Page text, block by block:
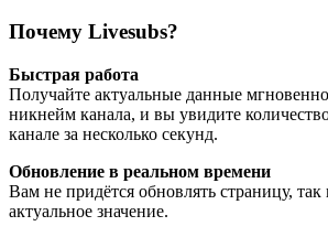
Почему Livesubs?
Быстрая работа
Получайте актуальные данные
никнейм канала, и вы увидите
канале за несколько секунд.
Обновление в реальном времени
Вам не придётся обновлять страницу, так
актуальное значение.